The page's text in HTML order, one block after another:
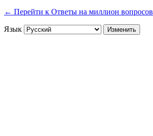
← Перейти к Ответы на миллион вопросов
Язык